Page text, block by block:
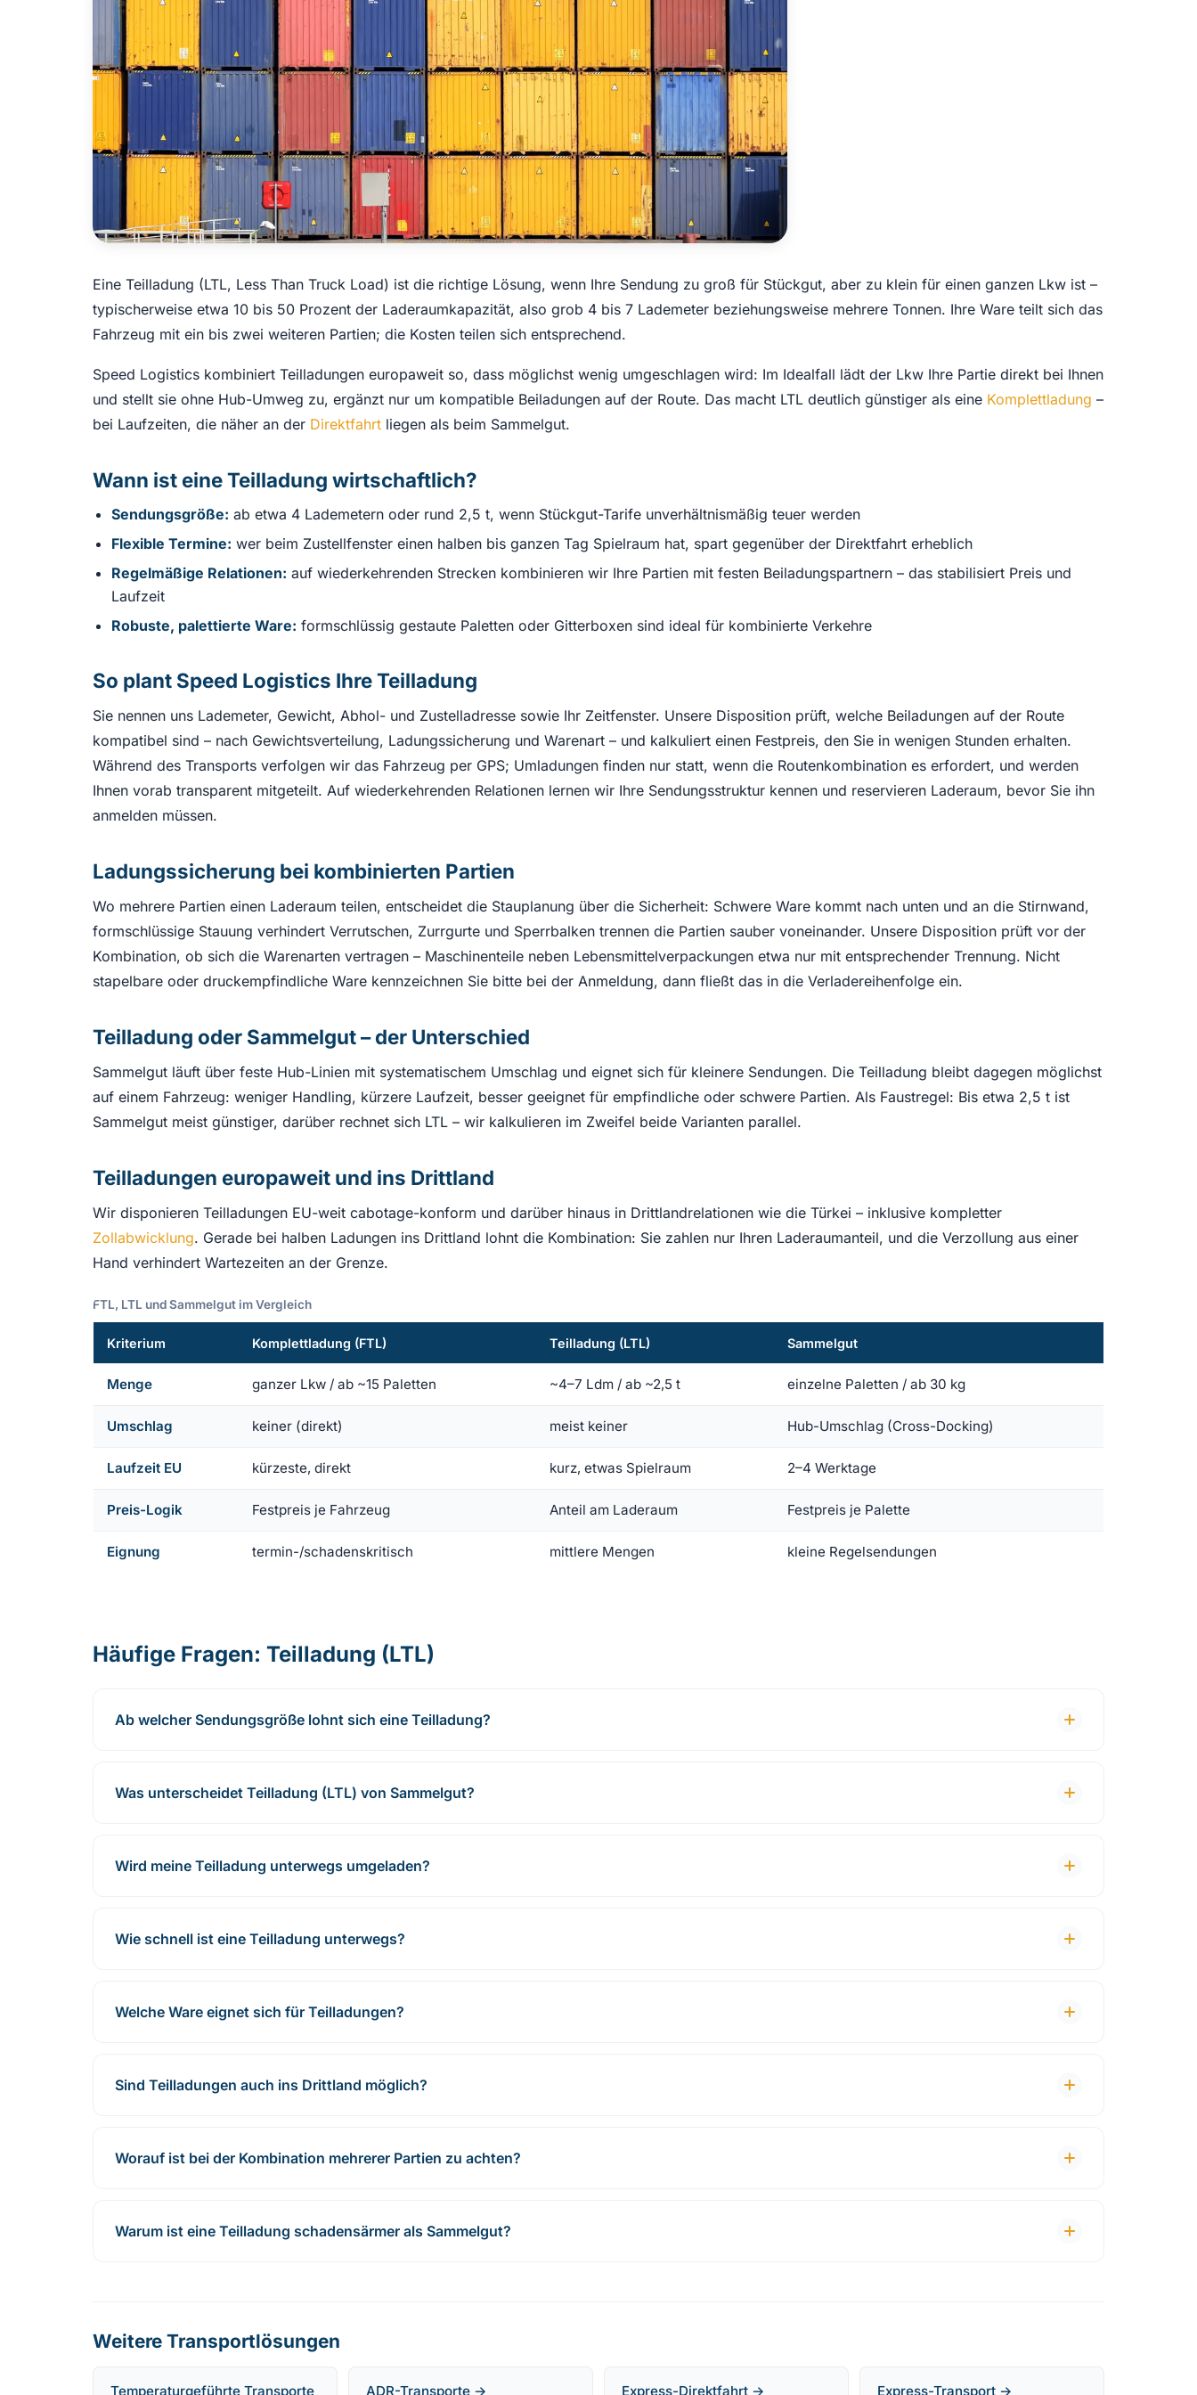
Eine Teilladung (LTL, Less Than Truck Load) ist die richtige Lösung, wenn Ihre Sendung zu groß für Stückgut, aber zu klein für einen ganzen Lkw ist –
typischerweise etwa 10 bis 50 Prozent der Laderaumkapazität, also grob 4 bis 7 Lademeter beziehungsweise mehrere Tonnen. Ihre Ware teilt sich das
Fahrzeug mit ein bis zwei weiteren Partien; die Kosten teilen sich entsprechend.
Speed Logistics kombiniert Teilladungen europaweit so, dass möglichst wenig umgeschlagen wird: Im Idealfall lädt der Lkw Ihre Partie direkt bei Ihnen
und stellt sie ohne Hub-Umweg zu, ergänzt nur um kompatible Beiladungen auf der Route. Das macht LTL deutlich günstiger als eine Komplettladung –
bei Laufzeiten, die näher an der Direktfahrt liegen als beim Sammelgut.
Wann ist eine Teilladung wirtschaftlich?
Sendungsgröße: ab etwa 4 Lademetern oder rund 2,5 t, wenn Stückgut-Tarife unverhältnismäßig teuer werden
Flexible Termine: wer beim Zustellfenster einen halben bis ganzen Tag Spielraum hat, spart gegenüber der Direktfahrt erheblich
Regelmäßige Relationen: auf wiederkehrenden Strecken kombinieren wir Ihre Partien mit festen Beiladungspartnern – das stabilisiert Preis und
Laufzeit
Robuste, palettierte Ware: formschlüssig gestaute Paletten oder Gitterboxen sind ideal für kombinierte Verkehre
So plant Speed Logistics Ihre Teilladung
Sie nennen uns Lademeter, Gewicht, Abhol- und Zustelladresse sowie Ihr Zeitfenster. Unsere Disposition prüft, welche Beiladungen auf der Route
kompatibel sind – nach Gewichtsverteilung, Ladungssicherung und Warenart – und kalkuliert einen Festpreis, den Sie in wenigen Stunden erhalten.
Während des Transports verfolgen wir das Fahrzeug per GPS; Umladungen finden nur statt, wenn die Routenkombination es erfordert, und werden
Ihnen vorab transparent mitgeteilt. Auf wiederkehrenden Relationen lernen wir Ihre Sendungsstruktur kennen und reservieren Laderaum, bevor Sie ihn
anmelden müssen.
Ladungssicherung bei kombinierten Partien
Wo mehrere Partien einen Laderaum teilen, entscheidet die Stauplanung über die Sicherheit: Schwere Ware kommt nach unten und an die Stirnwand,
formschlüssige Stauung verhindert Verrutschen, Zurrgurte und Sperrbalken trennen die Partien sauber voneinander. Unsere Disposition prüft vor der
Kombination, ob sich die Warenarten vertragen – Maschinenteile neben Lebensmittelverpackungen etwa nur mit entsprechender Trennung. Nicht
stapelbare oder druckempfindliche Ware kennzeichnen Sie bitte bei der Anmeldung, dann fließt das in die Verladereihenfolge ein.
Teilladung oder Sammelgut – der Unterschied
Sammelgut läuft über feste Hub-Linien mit systematischem Umschlag und eignet sich für kleinere Sendungen. Die Teilladung bleibt dagegen möglichst
auf einem Fahrzeug: weniger Handling, kürzere Laufzeit, besser geeignet für empfindliche oder schwere Partien. Als Faustregel: Bis etwa 2,5 t ist
Sammelgut meist günstiger, darüber rechnet sich LTL – wir kalkulieren im Zweifel beide Varianten parallel.
Teilladungen europaweit und ins Drittland
Wir disponieren Teilladungen EU-weit cabotage-konform und darüber hinaus in Drittlandrelationen wie die Türkei – inklusive kompletter
Zollabwicklung. Gerade bei halben Ladungen ins Drittland lohnt die Kombination: Sie zahlen nur Ihren Laderaumanteil, und die Verzollung aus einer
Hand verhindert Wartezeiten an der Grenze.
FTL, LTL und Sammelgut im Vergleich
Kriterium Komplettladung (FTL) Teilladung (LTL) Sammelgut
Menge ganzer Lkw / ab ~15 Paletten ~4–7 Ldm / ab ~2,5 t einzelne Paletten / ab 30 kg
Umschlag keiner (direkt) meist keiner Hub-Umschlag (Cross-Docking)
Laufzeit EU kürzeste, direkt kurz, etwas Spielraum 2–4 Werktage
Preis-Logik Festpreis je Fahrzeug Anteil am Laderaum Festpreis je Palette
Eignung termin-/schadenskritisch mittlere Mengen kleine Regelsendungen
Häufige Fragen: Teilladung (LTL)
Ab welcher Sendungsgröße lohnt sich eine Teilladung?
Was unterscheidet Teilladung (LTL) von Sammelgut?
Wird meine Teilladung unterwegs umgeladen?
Wie schnell ist eine Teilladung unterwegs?
Welche Ware eignet sich für Teilladungen?
Sind Teilladungen auch ins Drittland möglich?
Worauf ist bei der Kombination mehrerer Partien zu achten?
Warum ist eine Teilladung schadensärmer als Sammelgut?
Weitere Transportlösungen
Temperaturgeführte Transporte ADR-Transporte → Express-Direktfahrt → Express-Transport →